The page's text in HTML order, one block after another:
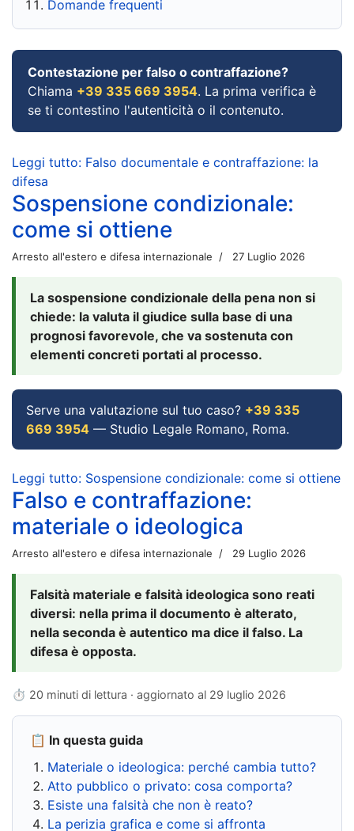
Domande frequenti
Contestazione per falso o contraffazione?
Chiama +39 335 669 3954. La prima verifica è
se ti contestino l'autenticità o il contenuto.
Leggi tutto: Falso documentale e contraffazione: la
difesa
Sospensione condizionale:
come si ottiene
Arresto all'estero e difesa internazionale 27 Luglio 2026
La sospensione condizionale della pena non si
chiede: la valuta il giudice sulla base di una
prognosi favorevole, che va sostenuta con
elementi concreti portati al processo.
Serve una valutazione sul tuo caso? +39 335
669 3954 — Studio Legale Romano, Roma.
Leggi tutto: Sospensione condizionale: come si ottiene
Falso e contraffazione:
materiale o ideologica
Arresto all'estero e difesa internazionale 29 Luglio 2026
Falsità materiale e falsità ideologica sono reati
diversi: nella prima il documento è alterato,
nella seconda è autentico ma dice il falso. La
difesa è opposta.
⏱ 20 minuti di lettura · aggiornato al 29 luglio 2026
📋 In questa guida
Materiale o ideologica: perché cambia tutto?
Atto pubblico o privato: cosa comporta?
Esiste una falsità che non è reato?
La perizia grafica e come si affronta